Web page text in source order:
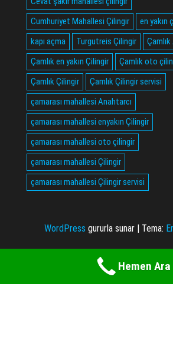
Cumhuriyet Mahallesi Çilingir
en yakın
kapı açma
Turgutreis Çilingir
Çamlık en yakın Çilingir
Çamlık oto
Çamlık Çilingir
Çamlık Çilingir servisi
çamarası mahallesi Anahtarcı
çamarası mahallesi enyakın Çilingir
çamarası mahallesi oto çilingir
çamarası mahallesi Çilingir
çamarası mahallesi Çilingir servisi
WordPress gururla sunar | Tema:
Hemen Ara